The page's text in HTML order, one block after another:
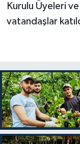
Kurulu Üyeleri
vatandaşlar
Diyarbakır
Elazığ
Erzincan
Erzurum
İhtida